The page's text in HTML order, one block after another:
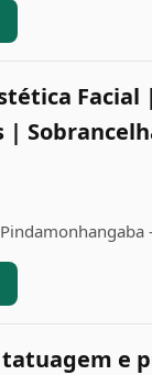
|
e